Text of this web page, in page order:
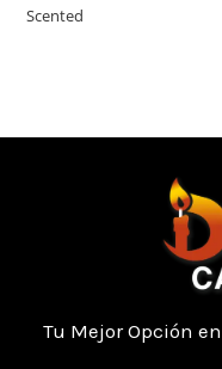
Scented
Tu Mejor Opción